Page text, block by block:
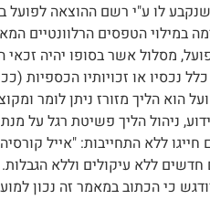
לו ע"י רשם ההוצאה לפועל
400 אש"ח, יוכל החייב להגיש בקשה מתאימה במילוי
מסלול אשר בסופו יהיה זכאי
או זכויותיו הכספיות
הליך מזורז ניתן לומר
ניהול הליך פשיטת רגל על
חדשים ללא עיקולים וללא
כי הכתוב במאמר זה נכון